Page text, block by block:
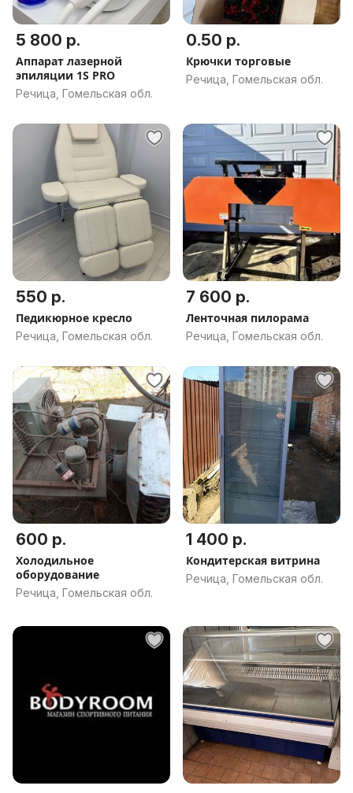
5 800 р.
Аппарат лазерной
эпиляции 1S PRO
Речица, Гомельская обл.
0.50 р.
Крючки торговые
Речица, Гомельская обл.
550 р.
Педикюрное кресло
Речица, Гомельская обл.
7 600 р.
Ленточная пилорама
Речица, Гомельская обл.
600 р.
Холодильное
оборудование
Речица, Гомельская обл.
1 400 р.
Кондитерская витрина
Речица, Гомельская обл.